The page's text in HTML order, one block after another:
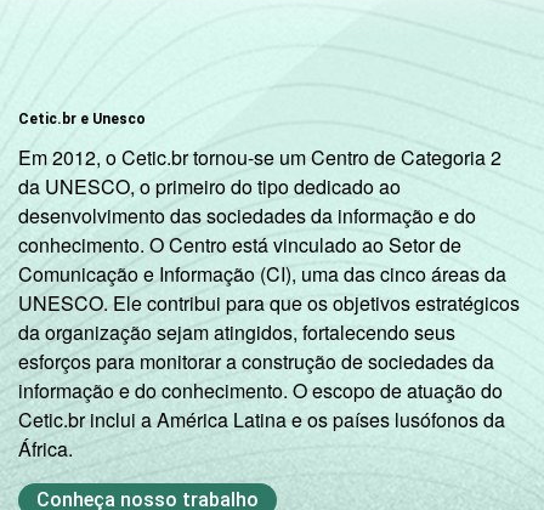
Cetic.br e Unesco
Em 2012, o Cetic.br tornou-se um Centro de Categoria 2
da UNESCO, o primeiro do tipo dedicado ao
desenvolvimento das sociedades da informação e do
conhecimento. O Centro está vinculado ao Setor de
Comunicação e Informação (CI), uma das cinco áreas da
UNESCO. Ele contribui para que os objetivos estratégicos
da organização sejam atingidos, fortalecendo seus
esforços para monitorar a construção de sociedades da
informação e do conhecimento. O escopo de atuação do
Cetic.br inclui a América Latina e os países lusófonos da
África.
Conheça nosso trabalho